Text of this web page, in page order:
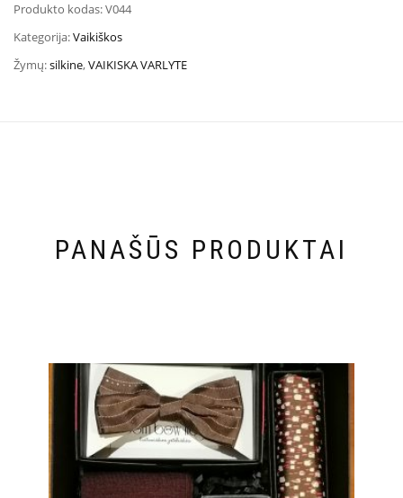
Produkto kodas:V044
Kategorija:Vaikiškos
Žymų:silkine,VAIKISKA VARLYTE
PANAŠŪS PRODUKTAI